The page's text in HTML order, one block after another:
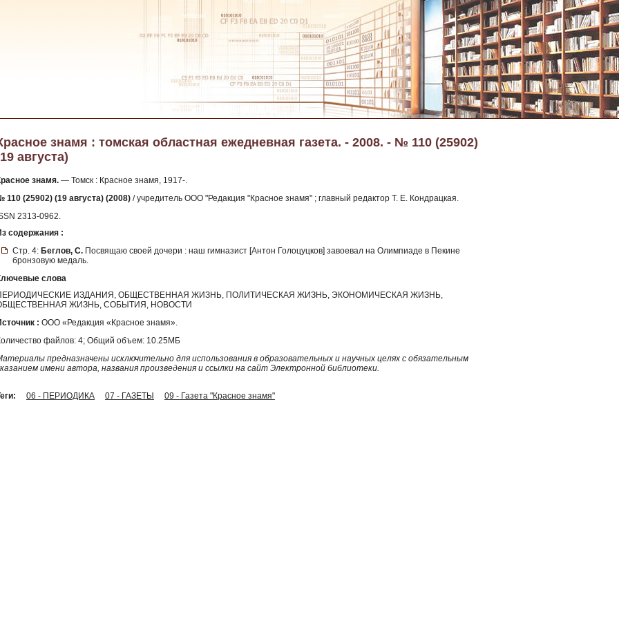
знамя : томская областная ежедневная газета. - 2008. - № 110 (25902)
августа)
знамя. — Томск : Красное знамя, 1917-.
110 (25902) (19 августа) (2008) / учредитель ООО "Редакция "Красное знамя" ; главный редактор Т. Е. Кондрацкая.
2313-0962.
содержания :
Стр. 4: Беглов, С. Посвящаю своей дочери : наш гимназист [Антон Голоцуцков] завоевал на Олимпиаде в Пекине
бронзовую медаль.
слова
ИЗДАНИЯ, ОБЩЕСТВЕННАЯ ЖИЗНЬ, ПОЛИТИЧЕСКАЯ ЖИЗНЬ, ЭКОНОМИЧЕСКАЯ ЖИЗНЬ,
ЖИЗНЬ, СОБЫТИЯ, НОВОСТИ
: ООО «Редакция «Красное знамя».
файлов: 4; Общий объем: 10.25МБ
предназначены исключительно для использования в образовательных и научных целях с обязательным
имени автора, названия произведения и ссылки на сайт Электронной библиотеки.
06 - ПЕРИОДИКА 07 - ГАЗЕТЫ 09 - Газета "Красное знамя"